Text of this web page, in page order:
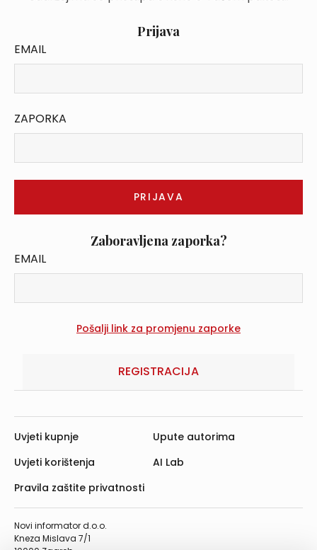
Prijava
EMAIL
ZAPORKA
Zaboravljena zaporka?
EMAIL
REGISTRACIJA
Novi informator d.o.o.
Kneza Mislava 7/1
Uvjeti kupnje
Uvjeti korištenja
Pravila zaštite privatnosti
Upute autorima
AI Lab